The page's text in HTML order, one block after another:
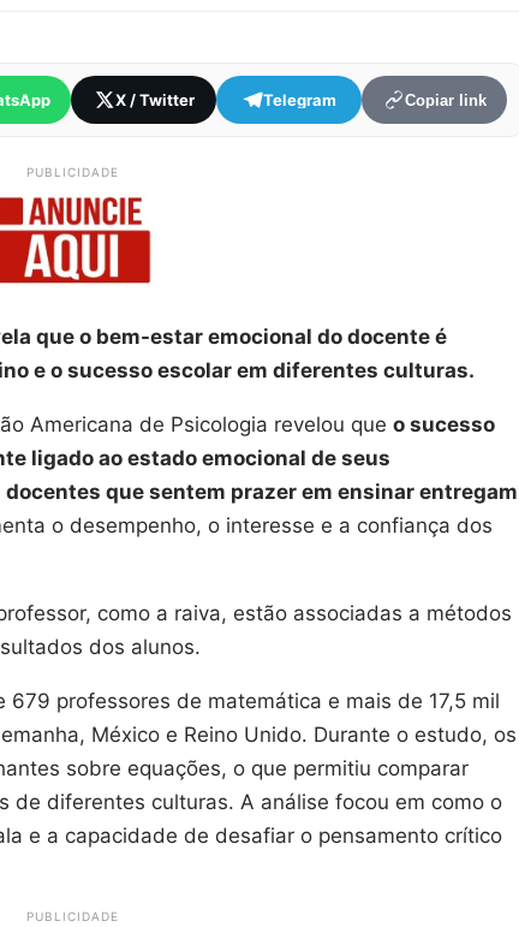
X / Twitter Telegram Copiar link
PUBLICIDADE
que o bem-estar emocional do docente é
e o sucesso escolar em diferentes culturas.
Americana de Psicologia revelou que o sucesso
ligado ao estado emocional de seus
docentes que sentem prazer em ensinar entregam
o desempenho, o interesse e a confiança dos
como a raiva, estão associadas a métodos
dos alunos.
professores de matemática e mais de 17,5 mil
México e Reino Unido. Durante o estudo, os
sobre equações, o que permitiu comparar
de diferentes culturas. A análise focou em como o
e a capacidade de desafiar o pensamento crítico
PUBLICIDADE